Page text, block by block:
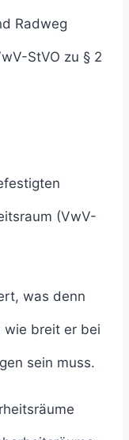
Radweg
StVO zu § 2
(VwV-
was denn
wie breit er bei
sein muss.